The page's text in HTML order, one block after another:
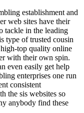
establishment and
web sites have their
tackle in the leading
type of trusted cousin
top quality online
with their own spin.
even easily get help
enterprises one run
consistent
the sis websites so
anybody find these